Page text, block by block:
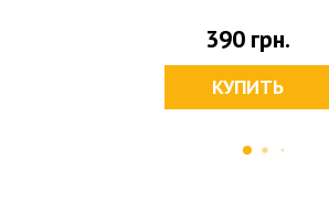
390 грн.
КУПИТЬ